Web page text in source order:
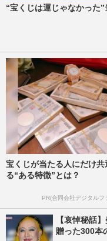
“宝くじは運じゃなかった
宝くじが当たる人にだけ共
る“ある特徴”とは？
PR(合同会社デジタルフ
【哀悼秘話
贈った300